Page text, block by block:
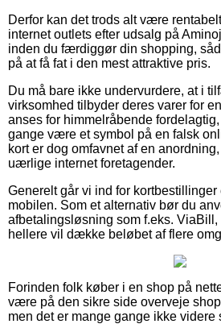
Derfor kan det trods alt være
internet outlets efter udsalg på
inden du færdiggør din shopping,
på at få fat i den mest attraktive pris.
Du må bare ikke undervurdere, at i
virksomhed tilbyder deres varer for
anses for himmelråbende
gange være et symbol på en falsk
kort er dog omfavnet af en
uærlige internet foretagender.
Generelt går vi ind for
mobilen. Som et alternativ bør du
afbetalingsløsning som f.eks.
hellere vil dække beløbet af flere
Forinden folk køber i en shop på
være på den sikre side overveje
men det er mange gange ikke